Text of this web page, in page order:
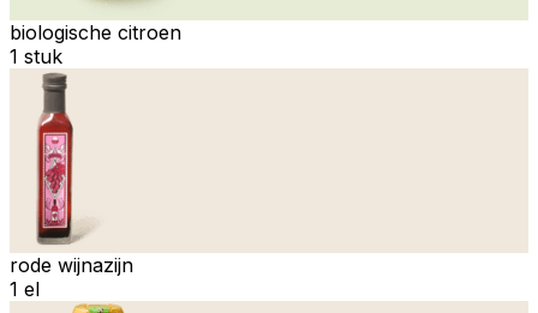
biologische citroen
1 stuk
rode wijnazijn
1 el